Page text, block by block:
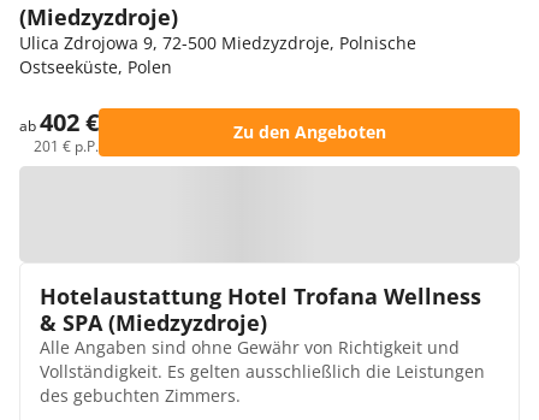
(Miedzyzdroje)
Ulica Zdrojowa 9, 72-500 Miedzyzdroje, Polnische
Ostseeküste, Polen
ab402 €
201 € p.P.
Zu den Angeboten
Hotelaustattung Hotel Trofana Wellness
& SPA (Miedzyzdroje)
Alle Angaben sind ohne Gewähr von Richtigkeit und
Vollständigkeit. Es gelten ausschließlich die Leistungen
des gebuchten Zimmers.